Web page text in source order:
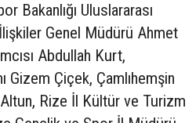
Bakanlığı Uluslararası
Genel Müdürü Ahmet
Abdullah Kurt,
Gizem Çiçek, Çamlıhemşin
Rize İl Kültür ve Turizm